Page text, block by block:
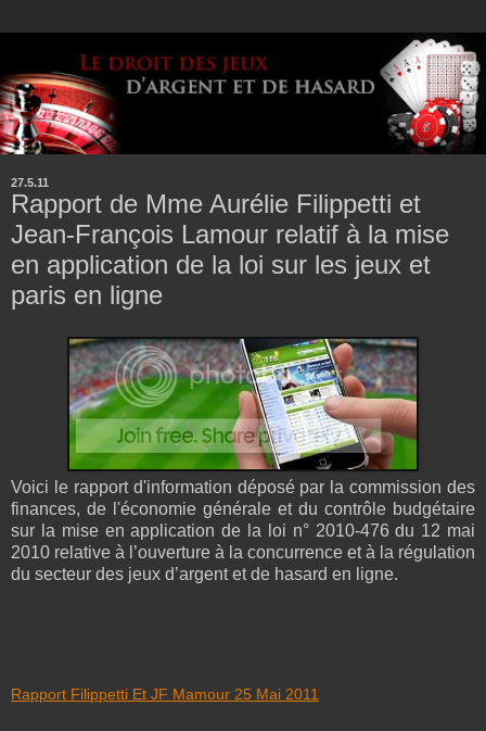
27.5.11
Rapport de Mme Aurélie Filippetti et
Jean-François Lamour relatif à la mise
en application de la loi sur les jeux et
paris en ligne
Voici le rapport d'information déposé par la commission des
finances, de l'économie générale et du contrôle budgétaire
sur la mise en application de la loi n° 2010-476 du 12 mai
2010 relative à l’ouverture à la concurrence et à la régulation
du secteur des jeux d’argent et de hasard en ligne.
Rapport Filippetti Et JF Mamour 25 Mai 2011